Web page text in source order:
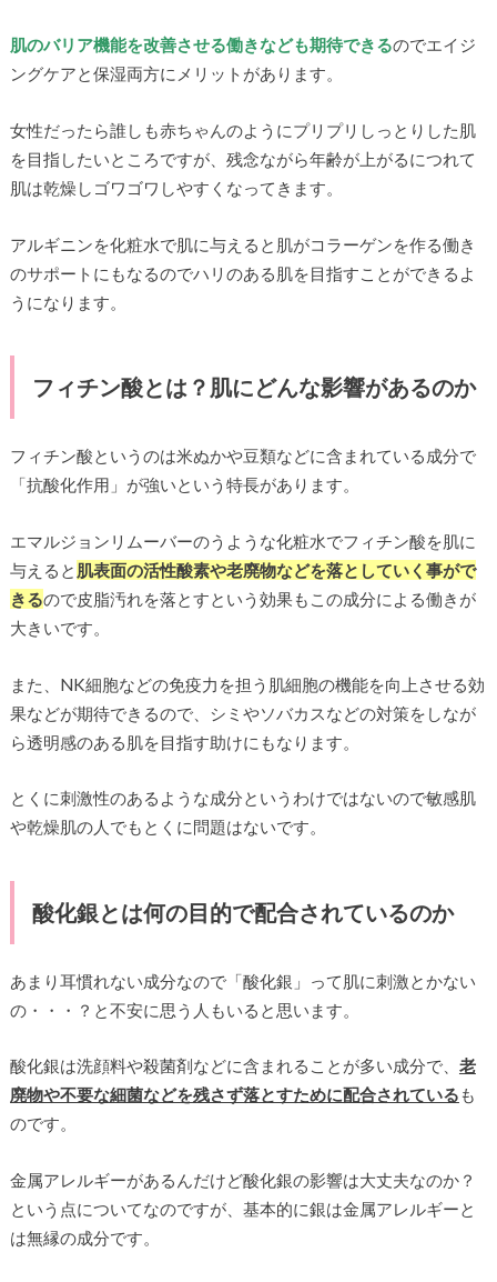
肌のバリア機能を改善させる働きなども期待できるのでエイジ
ングケアと保湿両方にメリットがあります。
女性だったら誰しも赤ちゃんのようにプリプリしっとりした肌
を目指したいところですが、残念ながら年齢が上がるにつれて
肌は乾燥しゴワゴワしやすくなってきます。
アルギニンを化粧水で肌に与えると肌がコラーゲンを作る働き
のサポートにもなるのでハリのある肌を目指すことができるよ
うになります。
フィチン酸とは？肌にどんな影響があるのか
フィチン酸というのは米ぬかや豆類などに含まれている成分で
「抗酸化作用」が強いという特長があります。
エマルジョンリムーバーのうような化粧水でフィチン酸を肌に
与えると 肌表面の活性酸素や老廃物などを落としていく事がで
きるので皮脂汚れを落とすという効果もこの成分による働きが
大きいです。
また、NK細胞などの免疫力を担う肌細胞の機能を向上させる効
果などが期待できるので、シミやソバカスなどの対策をしなが
ら透明感のある肌を目指す助けにもなります。
とくに刺激性のあるような成分というわけではないので敏感肌
や乾燥肌の人でもとくに問題はないです。
酸化銀とは何の目的で配合されているのか
あまり耳慣れない成分なので「酸化銀」って肌に刺激とかない
の・・・？と不安に思う人もいると思います。
酸化銀は洗顔料や殺菌剤などに含まれることが多い成分で、 老
廃物や不要な細菌などを残さず落とすために配合されている も
のです。
金属アレルギーがあるんだけど酸化銀の影響は大丈夫なのか？
という点についてなのですが、基本的に銀は金属アレルギーと
は無縁の成分です。